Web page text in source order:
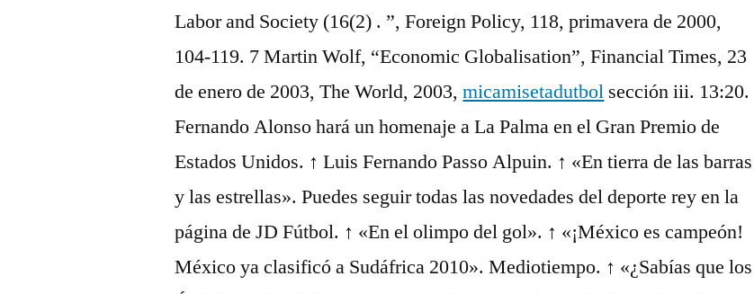
Labor and Society (16(2) . ”, Foreign Policy, 118, primavera de 2000,
104-119. 7 Martin Wolf, “Economic Globalisation”, Financial Times, 23
de enero de 2003, The World, 2003,micamisetadutbol sección iii. 13:20.
Fernando Alonso hará un homenaje a La Palma en el Gran Premio de
Estados Unidos. ↑ Luis Fernando Passo Alpuin. ↑ «En tierra de las barras
y las estrellas». Puedes seguir todas las novedades del deporte rey en la
página de JD Fútbol. ↑ «En el olimpo del gol». ↑ «¡México es campeón!
México ya clasificó a Sudáfrica 2010». Mediotiempo. ↑ «¿Sabías que los